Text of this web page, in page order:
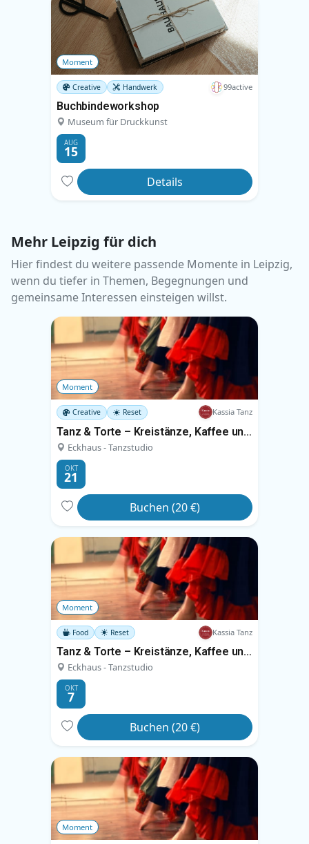
Moment
Creative Handwerk 99active
Buchbindeworkshop
Museum für Druckkunst
AUG
15
Details
Mehr Leipzig für dich
Hier findest du weitere passende Momente in Leipzig,
wenn du tiefer in Themen, Begegnungen und
gemeinsame Interessen einsteigen willst.
Moment
Creative Reset Kassia Tanz
Tanz & Torte – Kreistänze, Kaffee und Kuchen
Eckhaus - Tanzstudio
OKT
21
Buchen (20 €)
Moment
Food Reset Kassia Tanz
Tanz & Torte – Kreistänze, Kaffee und Kuchen
Eckhaus - Tanzstudio
OKT
7
Buchen (20 €)
Moment